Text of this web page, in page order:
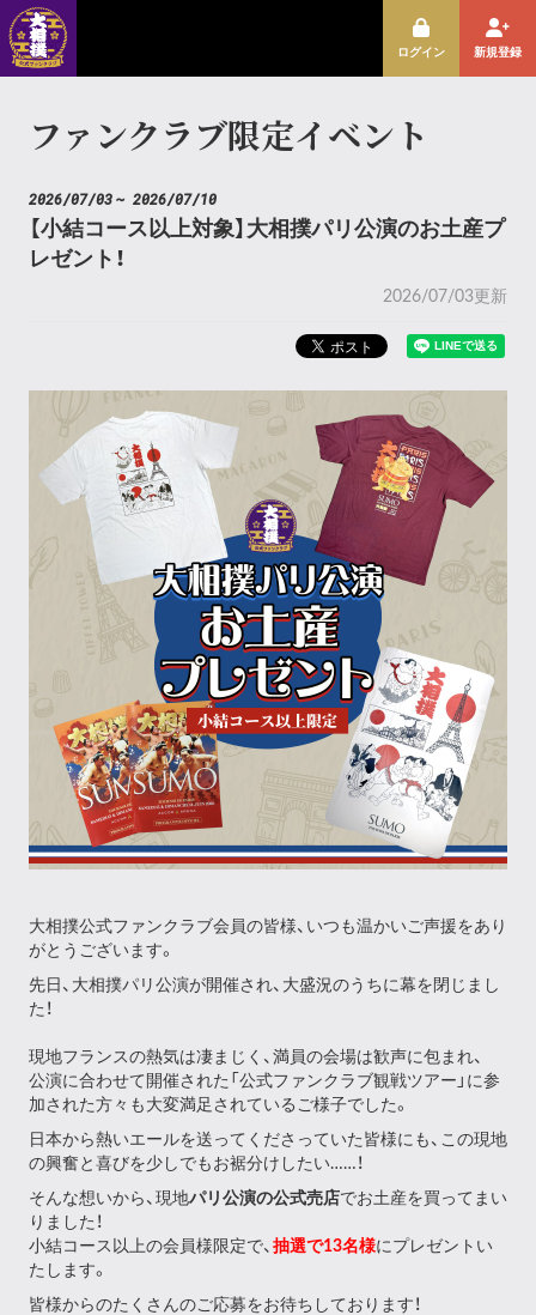
ログイン 新規登録
ファンクラブ限定イベント
2026/07/03~ 2026/07/10
【小結コース以上対象】大相撲パリ公演のお土産プ
レゼント！
2026/07/03更新
大相撲公式ファンクラブ会員の皆様、いつも温かいご声援をあり
がとうございます。
先日、大相撲パリ公演が開催され、大盛況のうちに幕を閉じまし
た！
現地フランスの熱気は凄まじく、満員の会場は歓声に包まれ、
公演に合わせて開催された「公式ファンクラブ観戦ツアー」に参
加された方々も大変満足されているご様子でした。
日本から熱いエールを送ってくださっていた皆様にも、この現地
の興奮と喜びを少しでもお裾分けしたい……！
そんな想いから、現地パリ 公演の公式売店でお土産を買ってまい
りました！
小結コース以上の会員様限定で、 抽選で13名様にプレゼントい
たします。
皆様からのたくさんのご応募をお待ちしております！